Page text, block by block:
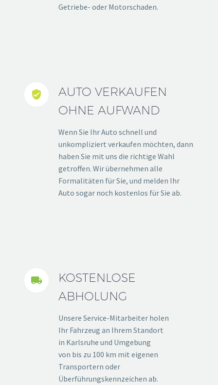
Getriebe- oder Motorschaden.


AUTO VERKAUFEN
OHNE AUFWAND
Wenn Sie Ihr Auto schnell und
unkompliziert verkaufen möchten, dann
haben Sie mit uns die richtige Wahl
getroffen. Wir übernehmen alle
Formalitäten für Sie, und melden Ihr
Auto sogar noch kostenlos für Sie ab.


KOSTENLOSE
ABHOLUNG
Unsere Service-Mitarbeiter holen
Ihr Fahrzeug an Ihrem Standort
in Karlsruhe und Umgebung
von bis zu 100 km mit eigenen
Transportern oder
Überführungskennzeichen ab.